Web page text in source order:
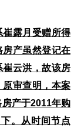
露月受赠所得
产虽然登记在
云洪，故该房
审查明，本案
产于2011年购
。从时间节点